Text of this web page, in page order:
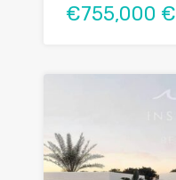
€755,000 €